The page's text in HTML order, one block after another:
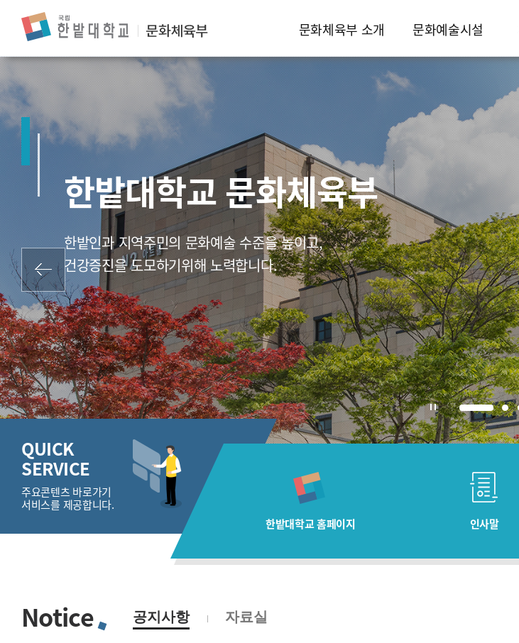
문화체육부 소개
인사말
연혁
주요업무내용
조직도
찾아오시는길
문화예술시설
시설안내
좌석배치도
대관절차
대관료안내
한밭대학교 문화체육부
한밭인과 지역주민의 문화예술 수준을 높이고,
건강증진을 도모하기위해 노력합니다.
QUICK
SERVICE
주요콘텐츠 바로가기
서비스를 제공합니다.
한밭대학교 홈페이지
인사말
Notice 공지사항 자료실